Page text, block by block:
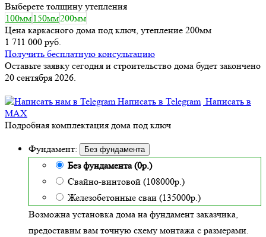
Выберете толщину утепления
100мм 150мм200мм
Цена каркасного дома под ключ, утепление 200мм
1 711 000 руб.
Получить бесплатную консультацию
Оставьте заявку сегодня и строительство дома будет закончено
20 сентября 2026.
Написать в Telegram Написать в
MAX
Подробная комплектация дома под ключ
Фундамент: Без фундамента
Без фундамента (0р.)
Свайно-винтовой (108000р.)
Железобетонные сваи (135000р.)
Возможна установка дома на фундамент заказчика,
предоставим вам точную схему монтажа с размерами.